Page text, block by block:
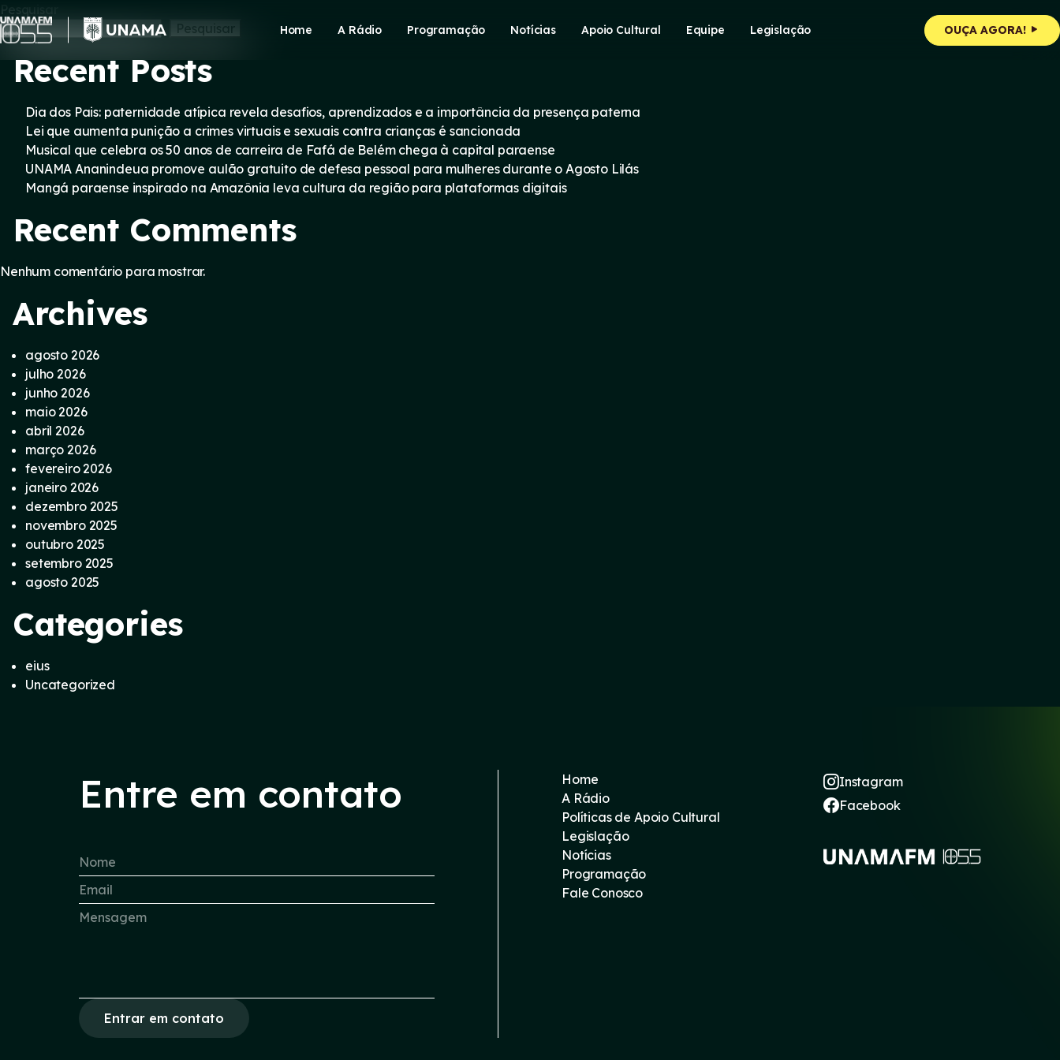
Skip
to
content
Home A Rádio Programação Notícias Apoio Cultural Equipe Legislação OUÇA AGORA!
Pesquisar
Pesquisar
Recent Posts
Dia dos Pais: paternidade atípica revela desafios, aprendizados e a importância da presença paterna
Lei que aumenta punição a crimes virtuais e sexuais contra crianças é sancionada
Musical que celebra os 50 anos de carreira de Fafá de Belém chega à capital paraense
UNAMA Ananindeua promove aulão gratuito de defesa pessoal para mulheres durante o Agosto Lilás
Mangá paraense inspirado na Amazônia leva cultura da região para plataformas digitais
Recent Comments
Nenhum comentário para mostrar.
Archives
agosto 2026
julho 2026
junho 2026
maio 2026
abril 2026
março 2026
fevereiro 2026
janeiro 2026
dezembro 2025
novembro 2025
outubro 2025
setembro 2025
agosto 2025
Categories
eius
Uncategorized
Entre em contato
Entrar em contato
Home
A Rádio
Políticas de Apoio Cultural
Legislação
Notícias
Programação
Fale Conosco
Instagram
Facebook